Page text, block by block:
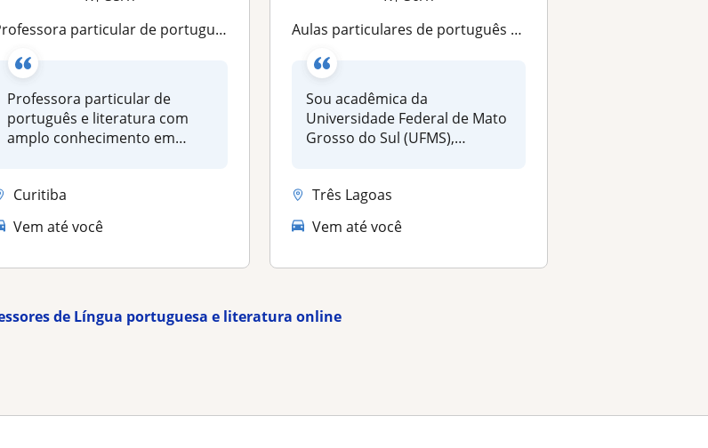
Professora particular de português e literatura com amplo conhecimento em revisão de texto e domínio do conteúdo para vestibular
Professora particular de
português e literatura com
amplo conhecimento em
Curitiba
Vem até você
Aulas particulares de português e literatura
Sou acadêmica da
Universidade Federal de Mato
Grosso do Sul (UFMS),
Três Lagoas
Vem até você
de Língua portuguesa e literatura online